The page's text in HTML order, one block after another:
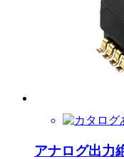
アナログ出力